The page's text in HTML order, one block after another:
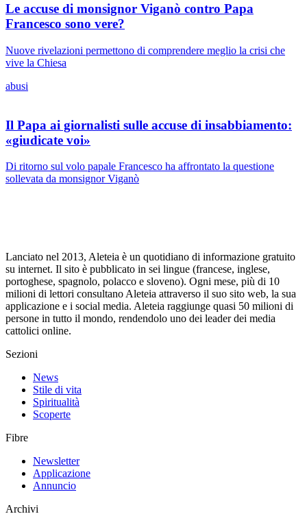
Le accuse di monsignor Viganò contro Papa
Francesco sono vere?
Nuove rivelazioni permettono di comprendere meglio la crisi che
vive la Chiesa
abusi
Il Papa ai giornalisti sulle accuse di insabbiamento:
«giudicate voi»
Di ritorno sul volo papale Francesco ha affrontato la questione
sollevata da monsignor Viganò
Lanciato nel 2013, Aleteia è un quotidiano di informazione gratuito
su internet. Il sito è pubblicato in sei lingue (francese, inglese,
portoghese, spagnolo, polacco e sloveno). Ogni mese, più di 10
milioni di lettori consultano Aleteia attraverso il suo sito web, la sua
applicazione e i social media. Aleteia raggiunge quasi 50 milioni di
persone in tutto il mondo, rendendolo uno dei leader dei media
cattolici online.
Sezioni
News
Stile di vita
Spiritualità
Scoperte
Fibre
Newsletter
Applicazione
Annuncio
Archivi